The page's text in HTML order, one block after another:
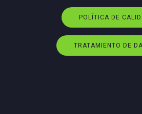
POLÍTICA DE
TRATAMIENTO DE